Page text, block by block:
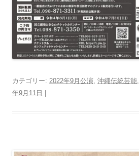
カテゴリー: 2022年9月公演, 沖縄伝統芸能,
年9月11日